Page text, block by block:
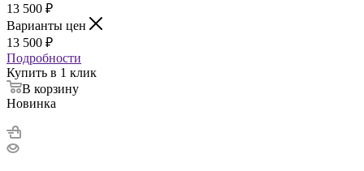
13 500 ₽
Варианты цен
13 500 ₽
Подробности
Купить в 1 клик
В корзину
Новинка